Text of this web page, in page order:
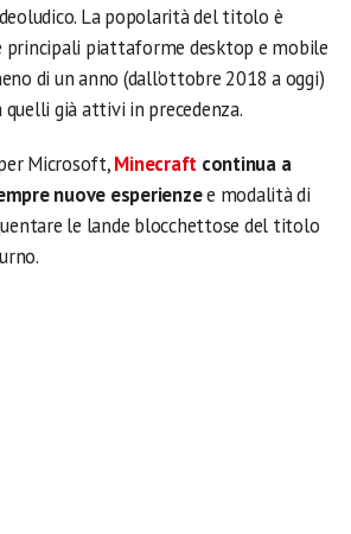
La popolarità del titolo è
piattaforme desktop e mobile
di un anno (dall’ottobre 2018 a oggi)
già attivi in precedenza.
Microsoft,Minecraft continua a
nuove esperienzee modalità di
le lande blocchettose del titolo